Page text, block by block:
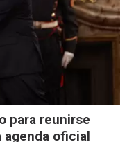
para reunirse
agenda oficial